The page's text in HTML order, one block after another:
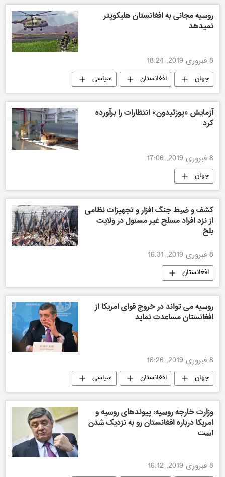
روسیه مجانی به افغانستان هلیکوپتر
نمیدهد
8 فبروری 2019, 18:24
جهان افغانستان سیاسی
آزمایش «پوزئیدون» انتظارات را برآورده
کرد
8 فبروری 2019, 17:06
جهان
کشف ‌و ضبط جنگ افزار و تجهیزات نظامی
از نزد افراد مسلح غیر مسئول در ولایت
بلخ
8 فبروری 2019, 16:31
افغانستان
روسیه می تواند در خروج قوای امریکا از
افغانستان مساعدت نماید
8 فبروری 2019, 16:26
جهان افغانستان سیاسی
وزارت خارجه روسیه: پیوندهای روسیه و
امریکا درباره افغانستان رو به نزدیک شدن
است
8 فبروری 2019, 16:12